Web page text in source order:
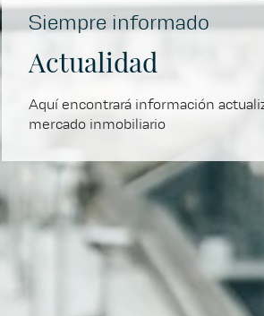
Siempre informado
Actualidad
Aquí encontrará información
mercado inmobiliario